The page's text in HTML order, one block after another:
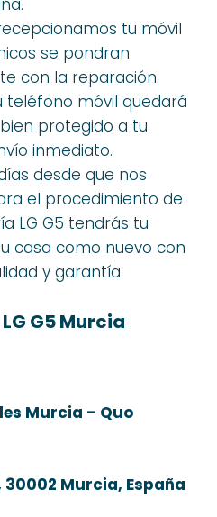
tu móvil
se pondran
con la reparación.
teléfono móvil quedará
protegido a tu
inmediato.
desde que nos
el procedimiento de
LG G5 tendrás tu
casa como nuevo con
y garantía.
G5 Murcia
Murcia – Quo
30002 Murcia, España